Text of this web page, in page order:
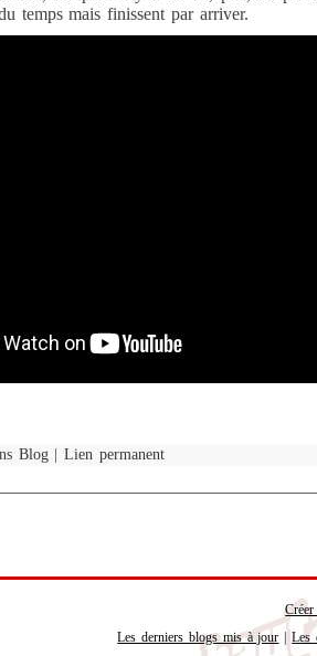
temps mais finissent par arriver.
Blog|Lien permanent
Les derniers blogs mis à jour |Les